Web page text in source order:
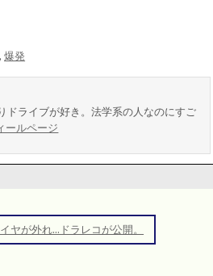
,爆発
ドライブが好き。法学系の人なのにすご
ールページ
ヤが外れ…ドラレコが公開。